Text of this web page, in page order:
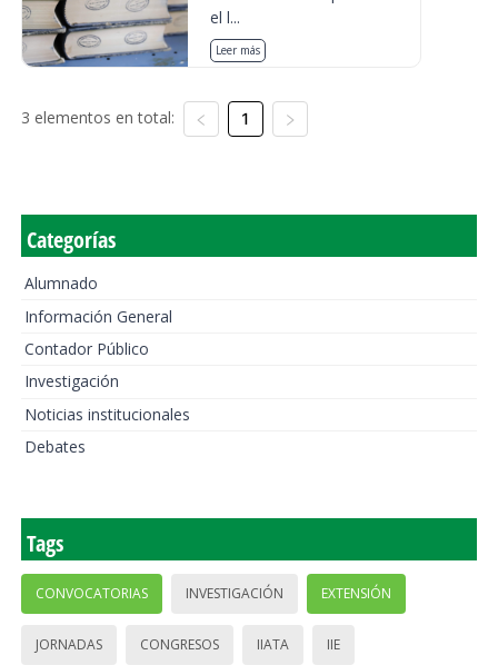
el l...
Leer más
3 elementos en total: 1
Categorías
Alumnado
Información General
Contador Público
Investigación
Noticias institucionales
Debates
Tags
CONVOCATORIAS INVESTIGACIÓN EXTENSIÓN
JORNADAS CONGRESOS IIATA IIE